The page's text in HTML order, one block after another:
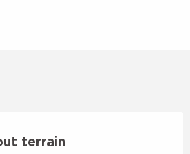
terrain